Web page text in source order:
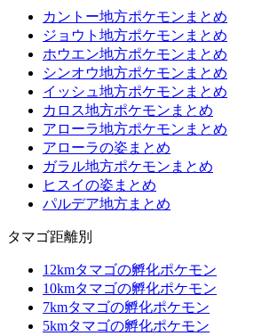
カントー地方ポケモンまとめ
ジョウト地方ポケモンまとめ
ホウエン地方ポケモンまとめ
シンオウ地方ポケモンまとめ
イッシュ地方ポケモンまとめ
カロス地方ポケモンまとめ
アローラ地方ポケモンまとめ
アローラの姿まとめ
ガラル地方ポケモンまとめ
ヒスイの姿まとめ
パルデア地方まとめ
タマゴ距離別
12kmタマゴの孵化ポケモン
10kmタマゴの孵化ポケモン
7kmタマゴの孵化ポケモン
5kmタマゴの孵化ポケモン